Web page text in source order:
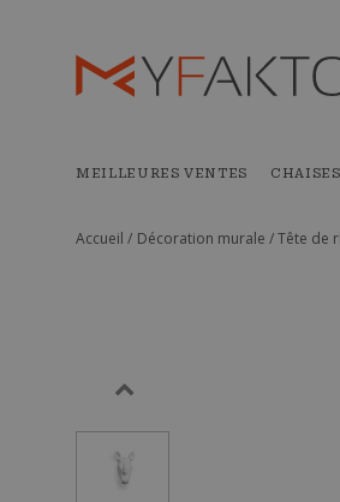
MEILLEURES VENTES CHAISES
Accueil / Décoration murale /Tête de